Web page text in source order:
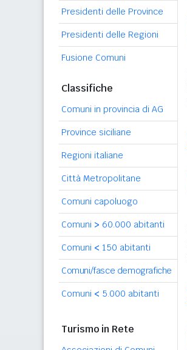
Presidenti delle Province
Presidenti delle Regioni
Fusione Comuni
Classifiche
Comuni in provincia di AG
Province siciliane
Regioni italiane
Città Metropolitane
Comuni capoluogo
Comuni > 60.000 abitanti
Comuni < 150 abitanti
Comuni/fasce demografiche
Comuni < 5.000 abitanti
Turismo in Rete